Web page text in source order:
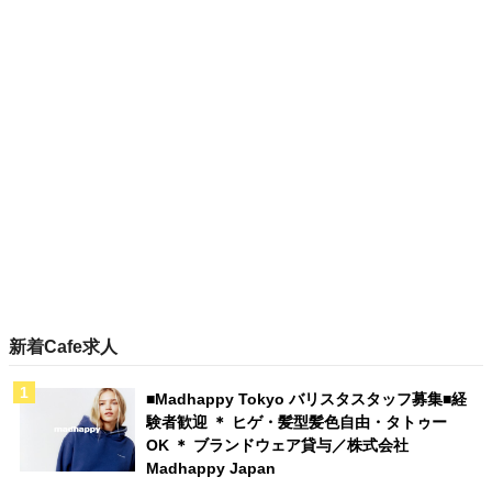
新着Cafe求人
■Madhappy Tokyo バリスタスタッフ募集■経
験者歓迎 ＊ ヒゲ・髪型髪色自由・タトゥー
OK ＊ ブランドウェア貸与／株式会社
Madhappy Japan